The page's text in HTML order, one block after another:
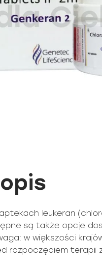
leukeran
są także opcje
w większości
rozpoczęciem terapii